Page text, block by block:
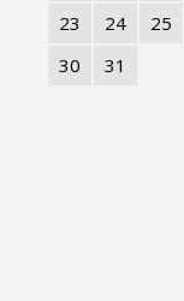
23
24 25
30
31